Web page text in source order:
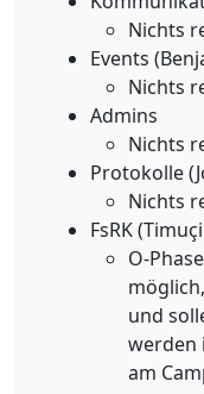
Nichts
Events
Nichts
Admins
Nichts
Protokolle
Nichts
FsRK
O-
und
werden
am